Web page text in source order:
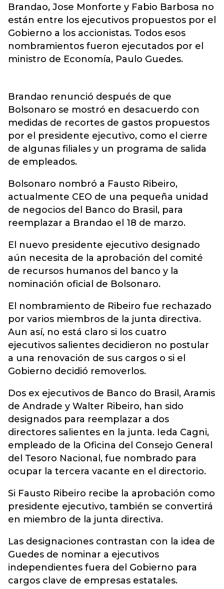
Brandao, Jose Monforte y Fabio Barbosa no
están entre los ejecutivos propuestos por el
Gobierno a los accionistas. Todos esos
nombramientos fueron ejecutados por el
ministro de Economía, Paulo Guedes.
Brandao renunció después de que
Bolsonaro se mostró en desacuerdo con
medidas de recortes de gastos propuestos
por el presidente ejecutivo, como el cierre
de algunas filiales y un programa de salida
de empleados.
Bolsonaro nombró a Fausto Ribeiro,
actualmente CEO de una pequeña unidad
de negocios del Banco do Brasil, para
reemplazar a Brandao el 18 de marzo.
El nuevo presidente ejecutivo designado
aún necesita de la aprobación del comité
de recursos humanos del banco y la
nominación oficial de Bolsonaro.
El nombramiento de Ribeiro fue rechazado
por varios miembros de la junta directiva.
Aun así, no está claro si los cuatro
ejecutivos salientes decidieron no postular
a una renovación de sus cargos o si el
Gobierno decidió removerlos.
Dos ex ejecutivos de Banco do Brasil, Aramis
de Andrade y Walter Ribeiro, han sido
designados para reemplazar a dos
directores salientes en la junta. Ieda Cagni,
empleado de la Oficina del Consejo General
del Tesoro Nacional, fue nombrado para
ocupar la tercera vacante en el directorio.
Si Fausto Ribeiro recibe la aprobación como
presidente ejecutivo, también se convertirá
en miembro de la junta directiva.
Las designaciones contrastan con la idea de
Guedes de nominar a ejecutivos
independientes fuera del Gobierno para
cargos clave de empresas estatales.